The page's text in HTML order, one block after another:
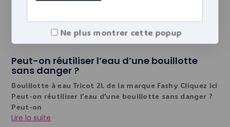
Peut-on réutiliser l’eau d’une bouillotte
sans danger ?
Bouillotte à eau Tricot 2L de la marque Fashy Cliquez ici
Peut-on réutiliser l’eau d’une bouillotte sans danger ?
Peut-on
Lire la suite
Ne plus montrer cette popup